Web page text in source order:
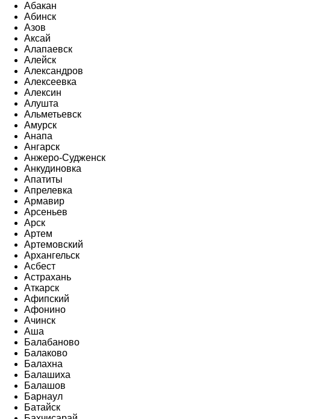
Абакан
Абинск
Азов
Аксай
Алапаевск
Алейск
Александров
Алексеевка
Алексин
Алушта
Альметьевск
Амурск
Анапа
Ангарск
Анжеро-Судженск
Анкудиновка
Апатиты
Апрелевка
Армавир
Арсеньев
Арск
Артем
Артемовский
Архангельск
Асбест
Астрахань
Аткарск
Афипский
Афонино
Ачинск
Аша
Балабаново
Балаково
Балахна
Балашиха
Балашов
Барнаул
Батайск